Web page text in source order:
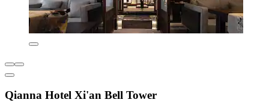
Qianna Hotel Xi'an Bell Tower